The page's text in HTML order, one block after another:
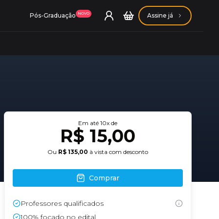
Pós-Graduação NOVO Assine já
Em até 10x de
R$ 15,00
Ou R$ 135,00 à vista com desconto
Comprar
Professores qualificados
100% focado no edital